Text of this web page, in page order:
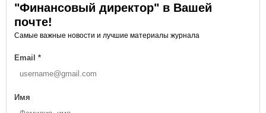
"Финансовый директор" в Вашей
почте!
Самые важные новости и лучшие материалы журнала
Email *
Имя